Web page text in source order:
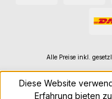
Alle Preise inkl.
Diese Website
Erfahrung bieten